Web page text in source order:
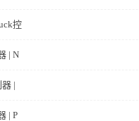
控
| N
|
| P